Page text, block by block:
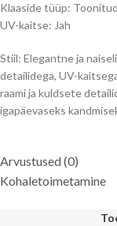
Klaaside tüüp:
UV-kaitse: Jah
Stiil: Elegantne ja
detailidega, UV-
raami ja kuldsete
igapäevaseks
Arvustused (0)
Kohaletoimetamine